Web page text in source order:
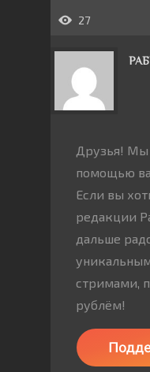
27
Друзья! Мы
помощью
Если вы
редакции
дальше
стримами,
рублём!